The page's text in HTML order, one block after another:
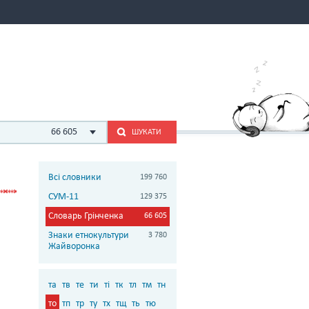
66 605 ШУКАТИ
Всі словники 199 760
СУМ-11 129 375
Словарь Грінченка 66 605
Знаки етнокультури
Жайворонка
3 780
та тв те ти ті тк тл тм тн
то тп тр ту тх тщ ть тю